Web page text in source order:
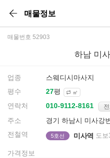
매물정보
매물번호 52903
하남 미
업종
스웨디시마사지
평수
평 ㎡
연락처
주소
경기 하남시 미사강
전철역
5호선 미사역 도보
가격정보